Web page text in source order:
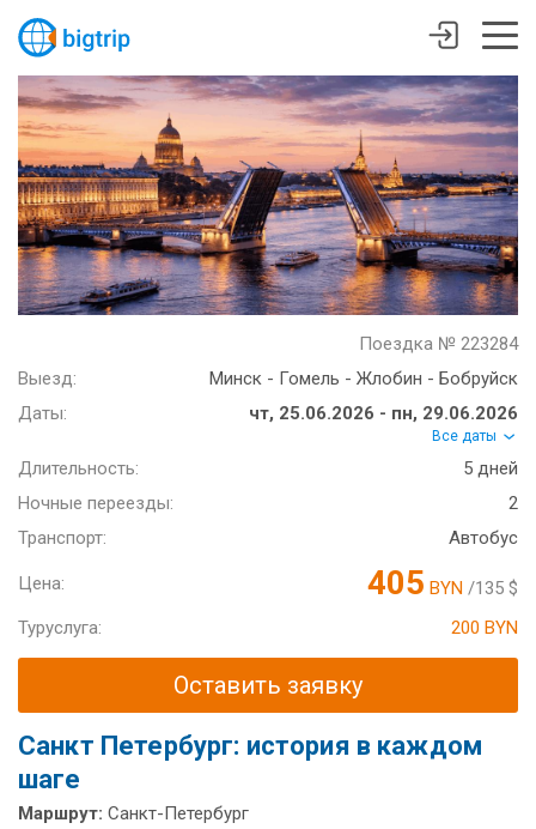
Поездка № 223284
Выезд:
Минск - Гомель - Жлобин - Бобруйск
Даты:
чт, 25.06.2026 - пн, 29.06.2026
Все даты
Длительность:
5 дней
Ночные переезды:
2
Транспорт:
Автобус
Цена: 405 BYN /135 $
Туруслуга:
200 BYN
Оставить заявку
Санкт Петербург: история в каждом
шаге
Маршрут: Санкт-Петербург